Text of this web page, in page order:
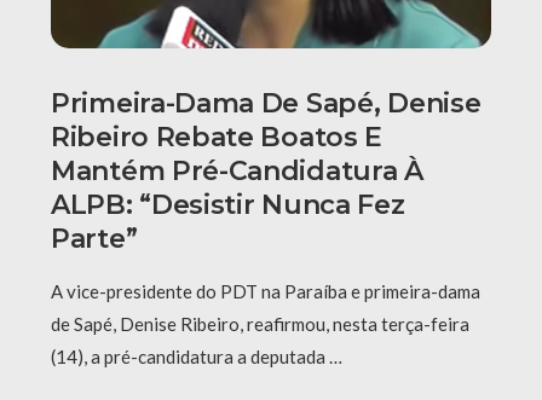
Primeira-Dama De Sapé, Denise
Ribeiro Rebate Boatos E
Mantém Pré-Candidatura À
ALPB: “Desistir Nunca Fez
Parte”
A vice-presidente do PDT na Paraíba e primeira-dama
de Sapé, Denise Ribeiro, reafirmou, nesta terça-feira
(14), a pré-candidatura a deputada …